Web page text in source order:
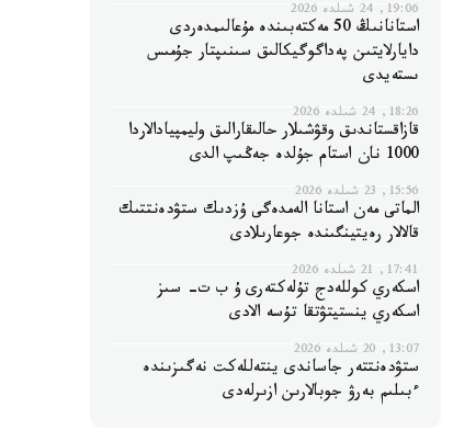
19:06, 24 شىلدە 2026
استانانىڭ 50 مەكتەبىندە مۇعالىمدەردى
دايارلايتىن پەداگوگيكالىق سىنىپتار جۇمىس
ىستەيدى
18:26, 24 شىلدە 2026
قازاقستاندىق وقۋشىلار حالىقارالىق وليمپيادالاردا
1000 نان استام جۇلدە جەڭىپ الدى
15:56, 23 شىلدە 2026
الماتى مەن استانا الەمدەگى ۇزدىك ستۋدەنتتىك
قالالار رەيتينگىندە جوعارىلادى
17:41, 21 شىلدە 2026
اسكەري كوللەدج تۇلەكتەرى ۇ ب ت- سىز
اسكەري ينستيتۋتقا تۇسە الادى
13:07, 20 شىلدە 2026
ستۋدەنتتەر جاساندى ينتەللەكت نەگىزىندە
ءبىلىم بەرۋ جوبالارىن ازىرلەدى